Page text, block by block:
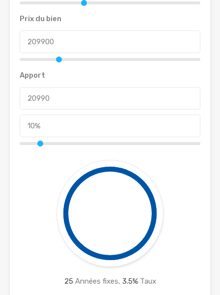
Prix du bien
Apport
25 Années fixes, 3.5%Taux